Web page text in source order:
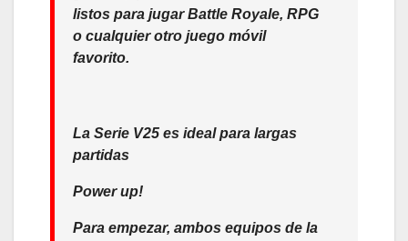
listos para jugar Battle Royale, RPG
o cualquier otro juego móvil
favorito.
La Serie V25 es ideal para largas
partidas
Power up!
Para empezar, ambos equipos de la